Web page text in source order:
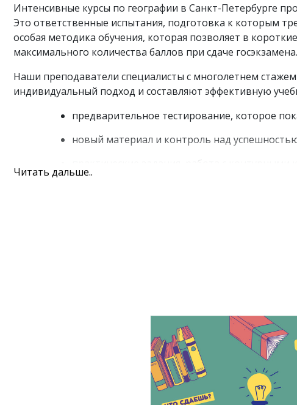
Интенсивные курсы по географии в Санкт-Петербурге
Это ответственные испытания, подготовка к которым
особая методика обучения, которая позволяет в
максимального количества баллов при сдаче госэкзамена.
Наши преподаватели специалисты с многолетнем
индивидуальный подход и составляют эффективную
предварительное тестирование, которое
новый материал и контроль над
практические задания, работа с
Читать дальше..